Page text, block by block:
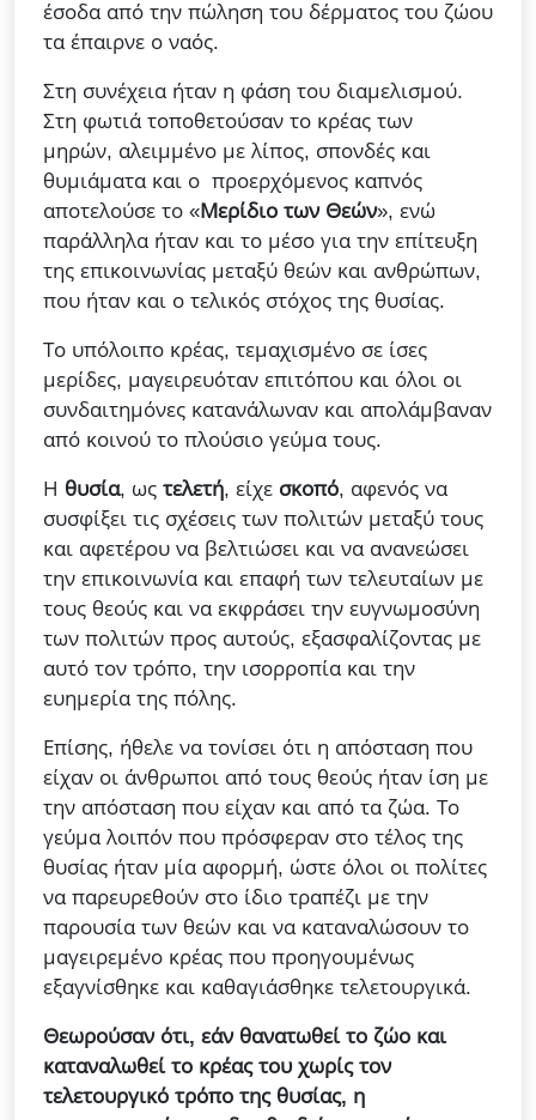
έσοδα από την πώληση του δέρματος του ζώου
τα έπαιρνε ο ναός.
Στη συνέχεια ήταν η φάση του διαμελισμού.
Στη φωτιά τοποθετούσαν το κρέας των
μηρών, αλειμμένο με λίπος, σπονδές και
θυμιάματα και ο προερχόμενος καπνός
αποτελούσε το «Μερίδιο των Θεών», ενώ
παράλληλα ήταν και το μέσο για την επίτευξη
της επικοινωνίας μεταξύ θεών και ανθρώπων,
που ήταν και ο τελικός στόχος της θυσίας.
Το υπόλοιπο κρέας, τεμαχισμένο σε ίσες
μερίδες, μαγειρευόταν επιτόπου και όλοι οι
συνδαιτημόνες κατανάλωναν και απολάμβαναν
από κοινού το πλούσιο γεύμα τους.
Η θυσία, ως τελετή, είχε σκοπό, αφενός να
συσφίξει τις σχέσεις των πολιτών μεταξύ τους
και αφετέρου να βελτιώσει και να ανανεώσει
την επικοινωνία και επαφή των τελευταίων με
τους θεούς και να εκφράσει την ευγνωμοσύνη
των πολιτών προς αυτούς, εξασφαλίζοντας με
αυτό τον τρόπο, την ισορροπία και την
ευημερία της πόλης.
Επίσης, ήθελε να τονίσει ότι η απόσταση που
είχαν οι άνθρωποι από τους θεούς ήταν ίση με
την απόσταση που είχαν και από τα ζώα. Το
γεύμα λοιπόν που πρόσφεραν στο τέλος της
θυσίας ήταν μία αφορμή, ώστε όλοι οι πολίτες
να παρευρεθούν στο ίδιο τραπέζι με την
παρουσία των θεών και να καταναλώσουν το
μαγειρεμένο κρέας που προηγουμένως
εξαγνίσθηκε και καθαγιάσθηκε τελετουργικά.
Θεωρούσαν ότι, εάν θανατωθεί το ζώο και
καταναλωθεί το κρέας του χωρίς τον
τελετουργικό τρόπο της θυσίας, η